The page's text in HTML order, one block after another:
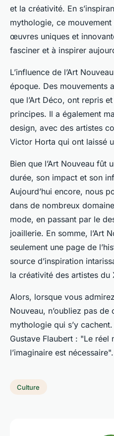
et la créativité. En
mythologie, ce
œuvres uniques et
fasciner et à inspirer
L’influence de l’Art
époque. Des mouvements
que l’Art Déco, ont repris
principes. Il a également
design, avec des artistes
Victor Horta qui ont laissé
Bien que l’Art Nouveau fût
durée, son impact et son
Aujourd’hui encore, nous
dans de nombreux
mode, en passant par le
joaillerie. En somme, l’Art
seulement une page de
source d’inspiration
la créativité des artistes du
Alors, lorsque vous
Nouveau, n’oubliez pas
mythologie qui s’y
Gustave Flaubert : "Le réel
l’imaginaire est nécessaire".
Culture